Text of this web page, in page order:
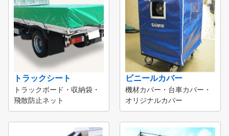
トラックシート
トラックボード・収納袋・
飛散防止ネット
ビニールカバー
機材カバー・台車カバー・
オリジナルカバー